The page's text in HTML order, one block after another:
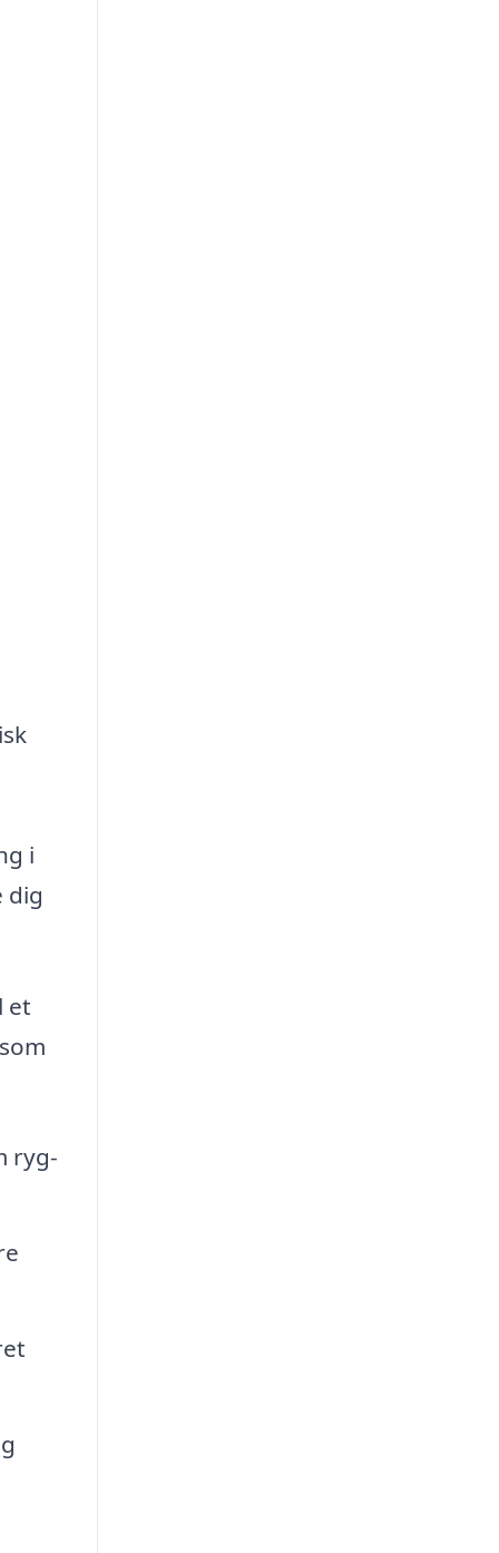
i
dig
et
ryg-